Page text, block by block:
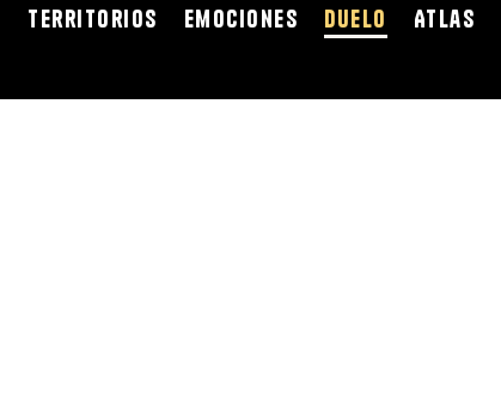
Territorios Emociones Duelo Atlas